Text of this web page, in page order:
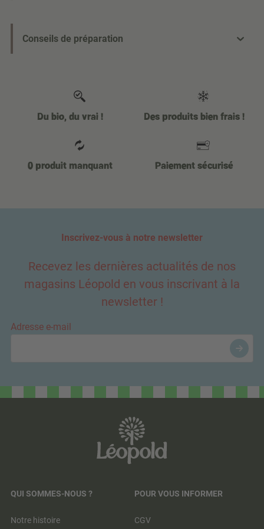
Conseils de préparation
Du bio, du vrai ! Des produits bien frais !
0 produit manquant Paiement sécurisé
Inscrivez-vous à notre newsletter
Recevez les dernières actualités de nos
magasins Léopold en vous inscrivant à la
newsletter !
Adresse e-mail
QUI SOMMES-NOUS ?
Notre histoire
POUR VOUS INFORMER
CGV